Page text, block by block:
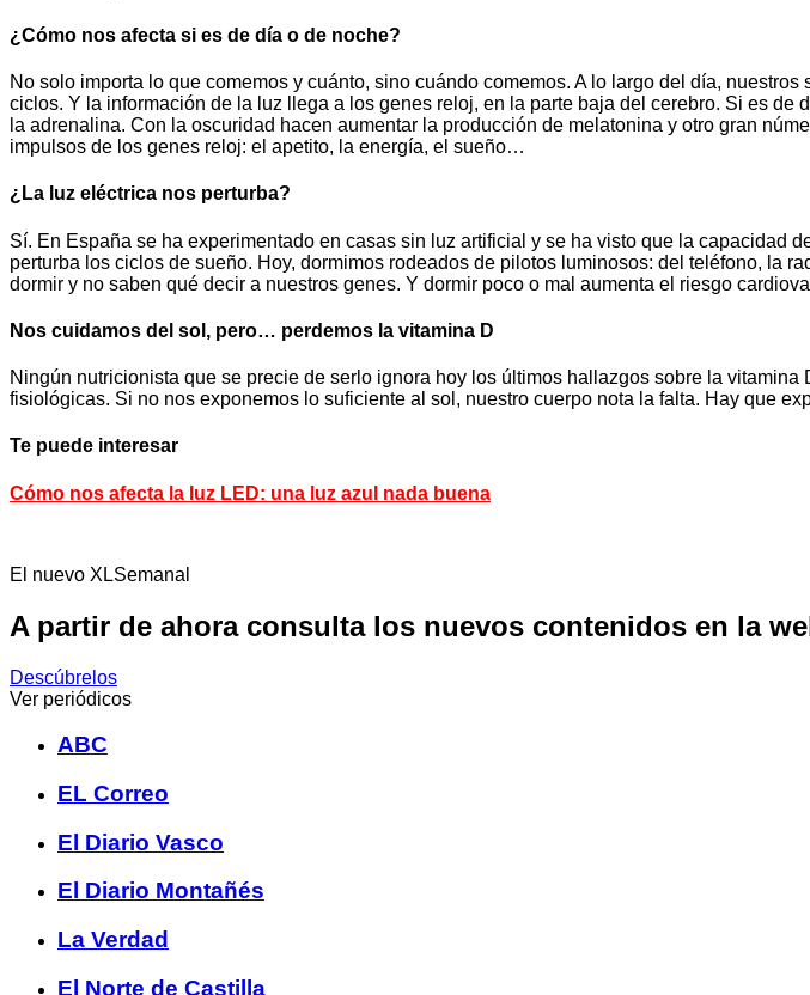
¿Cómo nos afecta si es de día o de noche?
No solo importa lo que comemos y cuánto, sino cuándo comemos. A lo largo del día,
ciclos. Y la información de la luz llega a los genes reloj, en la parte baja del cerebro. Si es
la adrenalina. Con la oscuridad hacen aumentar la producción de melatonina y otro gran
impulsos de los genes reloj: el apetito, la energía, el sueño…
¿La luz eléctrica nos perturba?
Sí. En España se ha experimentado en casas sin luz artificial y se ha visto que la capacidad
perturba los ciclos de sueño. Hoy, dormimos rodeados de pilotos luminosos: del teléfono, la
dormir y no saben qué decir a nuestros genes. Y dormir poco o mal aumenta el riesgo
Nos cuidamos del sol, pero… perdemos la vitamina D
Ningún nutricionista que se precie de serlo ignora hoy los últimos hallazgos sobre la
fisiológicas. Si no nos exponemos lo suficiente al sol, nuestro cuerpo nota la falta. Hay que
Te puede interesar
Cómo nos afecta la luz LED: una luz azul nada buena
El nuevo XLSemanal
A partir de ahora consulta los nuevos contenidos en la
Descúbrelos
Ver periódicos
ABC
EL Correo
El Diario Vasco
El Diario Montañés
La Verdad
El Norte de Castilla